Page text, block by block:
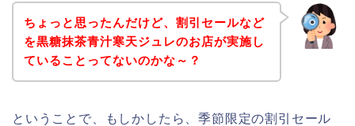
ちょっと思ったんだけど、割引セールなど
を黒糖抹茶青汁寒天ジュレのお店が実施し
ていることってないのかな～？
ということで、もしかしたら、季節限定の割引セール